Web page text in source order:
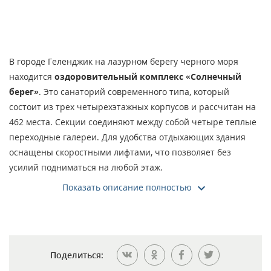
В городе Геленджик на лазурном берегу черного моря
находится оздоровительный комплекс «Солнечный
берег». Это санаторий современного типа, который
состоит из трех четырехэтажных корпусов и рассчитан на
462 места. Секции соединяют между собой четыре теплые
переходные галереи. Для удобства отдыхающих здания
оснащены скоростными лифтами, что позволяет без
усилий подниматься на любой этаж.
На территории санатория имеется комфортная столовая
выходит к Черному морю. Сами корпуса находятся в
парковой зоне, богатой реликтовыми растениями. Здесь
Показать описание полностью
Поделиться: